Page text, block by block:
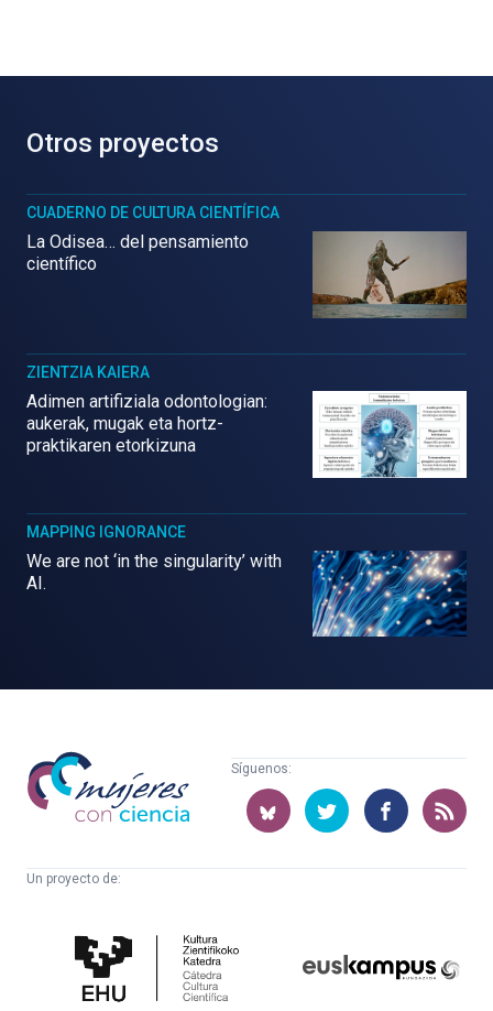
Otros proyectos
CUADERNO DE CULTURA CIENTÍFICA
La Odisea… del pensamiento
científico
ZIENTZIA KAIERA
Adimen artifiziala odontologian:
aukerak, mugak eta hortz-
praktikaren etorkizuna
MAPPING IGNORANCE
We are not ‘in the singularity’ with
AI.
Mujeres
con
ciencia
Síguenos:
Un proyecto de:
Cultura
Científica